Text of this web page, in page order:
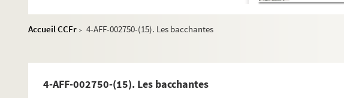
Accueil CCFr > 4-AFF-002750-(15). Les bacchantes
4-AFF-002750-(15). Les bacchantes
Saint-Denis
Ateliers Christofle
Théâtre Gérard Philipe